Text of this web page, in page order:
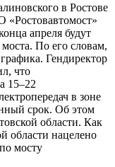
в Ростове
«Ростовавтомост»
апреля будут
По его словам,
Гендиректор
что
15–22
в зоне
срок. Об этом
области. Как
области нацелено
мосту